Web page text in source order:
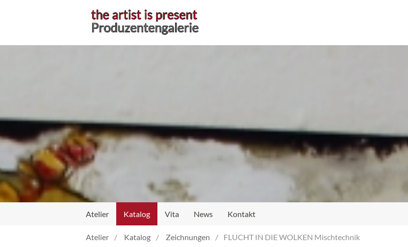
Atelier Katalog Vita News Kontakt
Atelier Katalog Zeichnungen FLUCHT IN DIE WOLKEN Mischtechnik